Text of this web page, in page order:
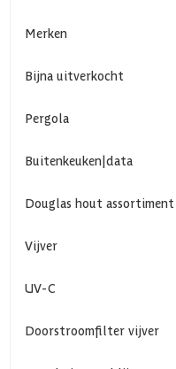
Merken
Bijna uitverkocht
Pergola
Buitenkeuken|data
Douglas hout assortiment
Vijver
UV-C
Doorstroomfilter vijver